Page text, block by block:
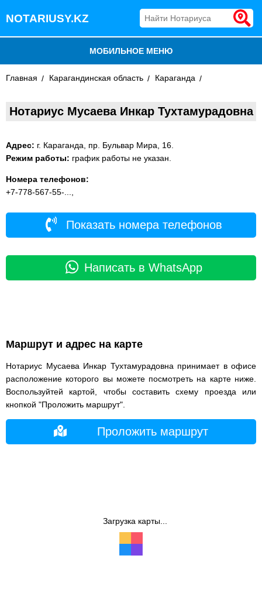
NOTARIUSY.KZ
МОБИЛЬНОЕ МЕНЮ
БЛОГ
ДОБАВИТЬ КОМПАНИЮ
Главная Карагандинская область Караганда
Нотариус Мусаева Инкар Тухтамурадовна
Адрес: г. Караганда, пр. Бульвар Мира, 16.
Режим работы: график работы не указан.
Номера телефонов:
+7-778-567-55-...,
Показать номера телефонов
Написать в WhatsApp
Маршрут и адрес на карте
Нотариус Мусаева Инкар Тухтамурадовна принимает в офисе
расположение которого вы можете посмотреть на карте ниже.
Воспользуйтей картой, чтобы составить схему проезда или
кнопкой "Проложить маршрут".
Проложить маршрут
Загрузка карты...